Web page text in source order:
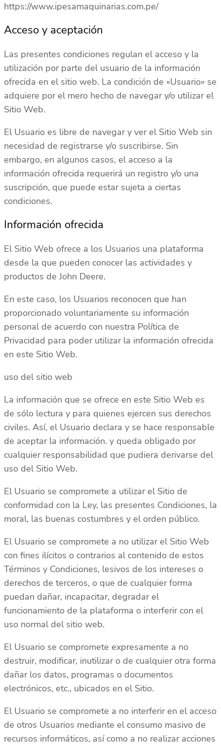
https://www.ipesamaquinarias.com.pe/
Acceso y aceptación
Las presentes condiciones regulan el acceso y la
utilización por parte del usuario de la información
ofrecida en el sitio web. La condición de «Usuario» se
adquiere por el mero hecho de navegar y/o utilizar el
Sitio Web.
El Usuario es libre de navegar y ver el Sitio Web sin
necesidad de registrarse y/o suscribirse. Sin
embargo, en algunos casos, el acceso a la
información ofrecida requerirá un registro y/o una
suscripción, que puede estar sujeta a ciertas
condiciones.
Información ofrecida
El Sitio Web ofrece a los Usuarios una plataforma
desde la que pueden conocer las actividades y
productos de John Deere.
En este caso, los Usuarios reconocen que han
proporcionado voluntariamente su información
personal de acuerdo con nuestra Política de
Privacidad para poder utilizar la información ofrecida
en este Sitio Web.
uso del sitio web
La información que se ofrece en este Sitio Web es
de sólo lectura y para quienes ejercen sus derechos
civiles. Así, el Usuario declara y se hace responsable
de aceptar la información. y queda obligado por
cualquier responsabilidad que pudiera derivarse del
uso del Sitio Web.
El Usuario se compromete a utilizar el Sitio de
conformidad con la Ley, las presentes Condiciones, la
moral, las buenas costumbres y el orden público.
El Usuario se compromete a no utilizar el Sitio Web
con fines ilícitos o contrarios al contenido de estos
Términos y Condiciones, lesivos de los intereses o
derechos de terceros, o que de cualquier forma
puedan dañar, incapacitar, degradar el
funcionamiento de la plataforma o interferir con el
uso normal del sitio web.
El Usuario se compromete expresamente a no
destruir, modificar, inutilizar o de cualquier otra forma
dañar los datos, programas o documentos
electrónicos, etc., ubicados en el Sitio.
El Usuario se compromete a no interferir en el acceso
de otros Usuarios mediante el consumo masivo de
recursos informáticos, así como a no realizar acciones